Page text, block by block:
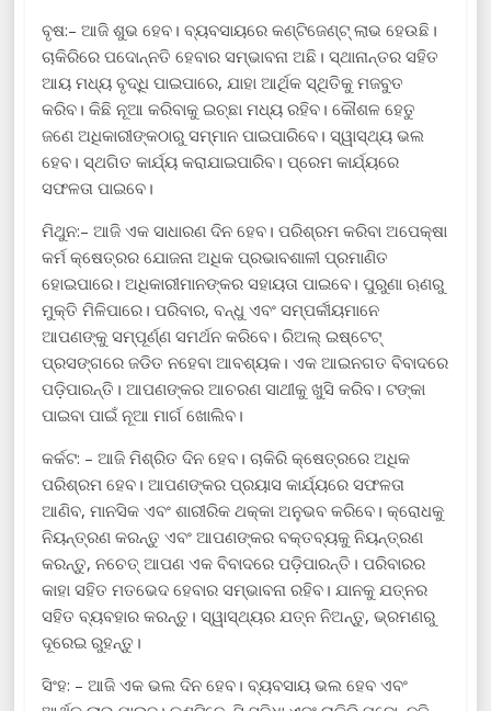
ବୃଷ:– ଆଜି ଶୁଭ ହେବ। ବ୍ୟବସାୟରେ କଣ୍ଟିଜେଣ୍ଟ୍ ଲାଭ ହେଉଛି।
ଚାକିରିରେ ପଦୋନ୍ନତି ହେବାର ସମ୍ଭାବନା ଅଛି। ସ୍ଥାନାନ୍ତର ସହିତ
ଆୟ ମଧ୍ୟ ବୃଦ୍ଧି ପାଇପାରେ, ଯାହା ଆର୍ଥିକ ସ୍ଥିତିକୁ ମଜବୁତ
କରିବ। କିଛି ନୂଆ କରିବାକୁ ଇଚ୍ଛା ମଧ୍ୟ ରହିବ। କୌଶଳ ହେତୁ
ଜଣେ ଅଧିକାରୀଙ୍କଠାରୁ ସମ୍ମାନ ପାଇପାରିବେ। ସ୍ୱାସ୍ଥ୍ୟ ଭଲ
ହେବ। ସ୍ଥଗିତ କାର୍ଯ୍ୟ କରାଯାଇପାରିବ। ପ୍ରେମ କାର୍ଯ୍ୟରେ
ସଫଳତା ପାଇବେ।
ମିଥୁନ:– ଆଜି ଏକ ସାଧାରଣ ଦିନ ହେବ। ପରିଶ୍ରମ କରିବା ଅପେକ୍ଷା
କର୍ମ କ୍ଷେତ୍ରର ଯୋଜନା ଅଧିକ ପ୍ରଭାବଶାଳୀ ପ୍ରମାଣିତ
ହୋଇପାରେ। ଅଧିକାରୀମାନଙ୍କର ସହାୟତା ପାଇବେ। ପୁରୁଣା ଋଣରୁ
ମୁକ୍ତି ମିଳିପାରେ। ପରିବାର, ବନ୍ଧୁ ଏବଂ ସମ୍ପର୍କୀୟମାନେ
ଆପଣଙ୍କୁ ସମ୍ପୂର୍ଣ୍ଣ ସମର୍ଥନ କରିବେ। ରିଅଲ୍ ଇଷ୍ଟେଟ୍
ପ୍ରସଙ୍ଗରେ ଜଡିତ ନହେବା ଆବଶ୍ୟକ। ଏକ ଆଇନଗତ ବିବାଦରେ
ପଡ଼ିପାରନ୍ତି। ଆପଣଙ୍କର ଆଚରଣ ସାଥୀକୁ ଖୁସି କରିବ। ଟଙ୍କା
ପାଇବା ପାଇଁ ନୂଆ ମାର୍ଗ ଖୋଲିବ।
କର୍କଟ: – ଆଜି ମିଶ୍ରିତ ଦିନ ହେବ। ଚାକିରି କ୍ଷେତ୍ରରେ ଅଧିକ
ପରିଶ୍ରମ ହେବ। ଆପଣଙ୍କର ପ୍ରୟାସ କାର୍ଯ୍ୟରେ ସଫଳତା
ଆଣିବ, ମାନସିକ ଏବଂ ଶାରୀରିକ ଥକ୍କା ଅନୁଭବ କରିବେ। କ୍ରୋଧକୁ
ନିୟନ୍ତ୍ରଣ କରନ୍ତୁ ଏବଂ ଆପଣଙ୍କର ବକ୍ତବ୍ୟକୁ ନିୟନ୍ତ୍ରଣ
କରନ୍ତୁ, ନଚେତ୍ ଆପଣ ଏକ ବିବାଦରେ ପଡ଼ିପାରନ୍ତି। ପରିବାରର
କାହା ସହିତ ମତଭେଦ ହେବାର ସମ୍ଭାବନା ରହିବ। ଯାନକୁ ଯତ୍ନର
ସହିତ ବ୍ୟବହାର କରନ୍ତୁ। ସ୍ୱାସ୍ଥ୍ୟର ଯତ୍ନ ନିଅନ୍ତୁ, ଭ୍ରମଣରୁ
ଦୂରେଇ ରୁହନ୍ତୁ।
ସିଂହ: – ଆଜି ଏକ ଭଲ ଦିନ ହେବ। ବ୍ୟବସାୟ ଭଲ ହେବ ଏବଂ